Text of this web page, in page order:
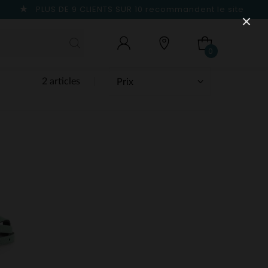
PLUS DE 9 CLIENTS SUR 10 recommandent le site
0
2 articles